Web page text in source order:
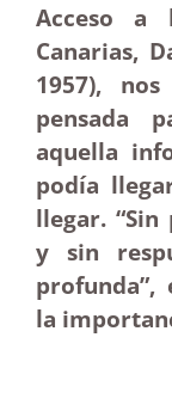
Acceso a
Canarias,
1957),
pensada
aquella
podía
llegar.
y sin
la